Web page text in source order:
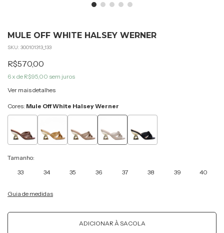
MULE OFF WHITE HALSEY WERNER
SKU: 300101313_133
R$570,00
6 x de R$95,00 sem juros
Ver mais detalhes
Cores: Mule Off White Halsey Werner
Tamanho:
33
34 35 36 37 38 39 40
Guia de medidas